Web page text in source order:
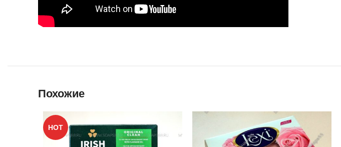
Похожие
HOT